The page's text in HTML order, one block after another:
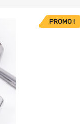
PROMO !